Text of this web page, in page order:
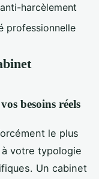
harcèlement
professionnelle
besoins réels
le plus
à votre typologie
Un cabinet